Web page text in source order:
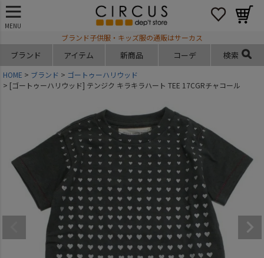
MENU
ブランド子供服・キッズ服の通販はサーカス
ブランド アイテム 新商品 コーデ 検索
HOME ブランド
ゴートゥーハリウッド
[ゴートゥーハリウッド] テンジク キラキラハート TEE 17CGRチャコール